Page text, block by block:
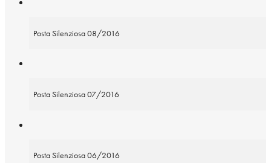
Posta Silenziosa 08/2016
Posta Silenziosa 07/2016
Posta Silenziosa 06/2016